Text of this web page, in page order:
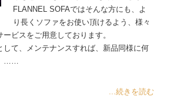
FLANNEL SOFAではそんな方にも、よ
り長くソファをお使い頂けるよう、様々
ビスをご用意しております。
して、メンテナンスすれば、新品同様に何
……
...続きを読む